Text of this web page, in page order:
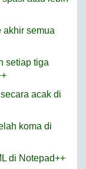
akhir semua
setiap tiga
acak di
koma di
di Notepad++